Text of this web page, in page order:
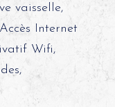
vaisselle,
Internet
Wifi,